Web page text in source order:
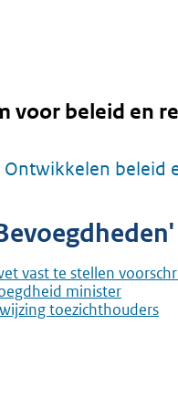
voor beleid en
Ontwikkelen beleid
vast te stellen
minister
toezichthouders